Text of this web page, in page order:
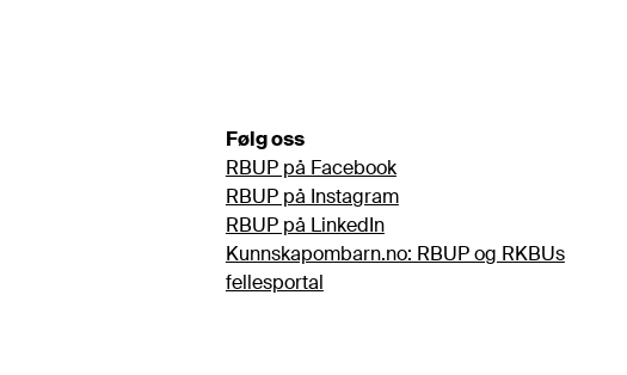
Følg oss
RBUP på Facebook
RBUP på Instagram
RBUP på LinkedIn
Kunnskapombarn.no: RBUP og RKBUs
fellesportal